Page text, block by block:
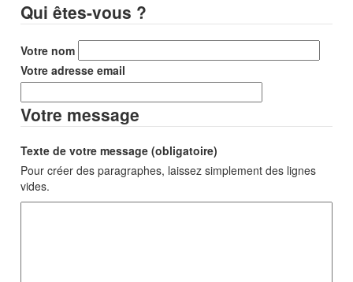
Qui êtes-vous ?
Votre nom
Votre adresse email
Votre message
Texte de votre message (obligatoire)
Pour créer des paragraphes, laissez simplement des lignes
vides.